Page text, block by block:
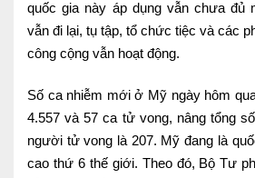
Nội soi tiêu hóa
Các gói khám sức khỏe
Gói khám sức khỏe cá nhân định kỳ
Gói khám tầm soát ung thư sớm
Gói quản lý mạn tính
quốc gia này áp dụng vẫn chưa đủ
vẫn đi lại, tụ tập, tổ chức tiệc và các
công cộng vẫn hoạt động.
Số ca nhiễm mới ở Mỹ ngày hôm
4.557 và 57 ca tử vong, nâng tổng
người tử vong là 207. Mỹ đang là
cao thứ 6 thế giới. Theo đó, Bộ Tư